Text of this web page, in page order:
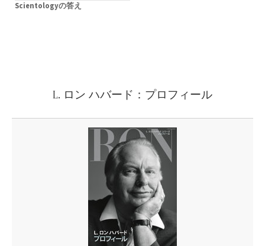
Scientologyの答え
L. ロン ハバード：プロフィール